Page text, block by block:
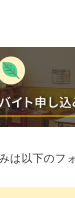
は以下のフ